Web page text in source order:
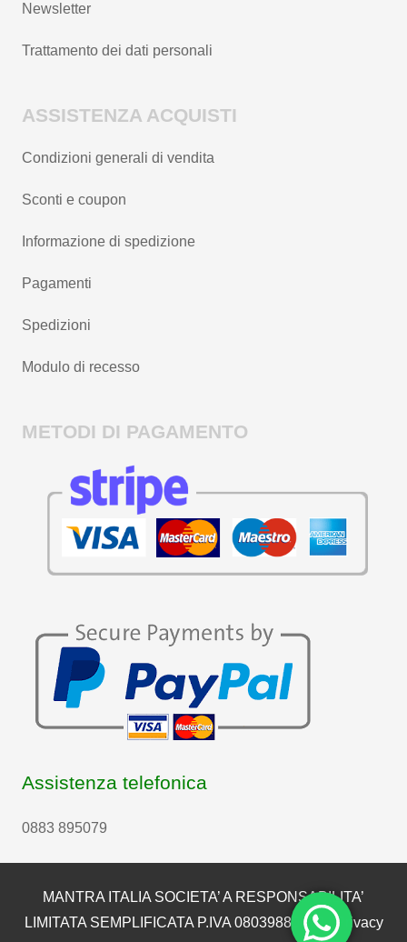
Newsletter
Trattamento dei dati personali
ASSISTENZA ACQUISTI
Condizioni generali di vendita
Sconti e coupon
Informazione di spedizione
Pagamenti
Spedizioni
Modulo di recesso
METODI DI PAGAMENTO
Assistenza telefonica
0883 895079
MANTRA ITALIA SOCIETA’ A RESPONSABILITA’
LIMITATA SEMPLIFICATA P.IVA 08039880722 | Privacy